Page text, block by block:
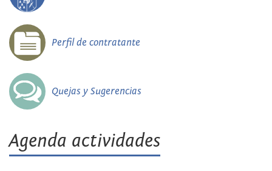
Perfil de contratante
Quejas y Sugerencias
Agenda actividades